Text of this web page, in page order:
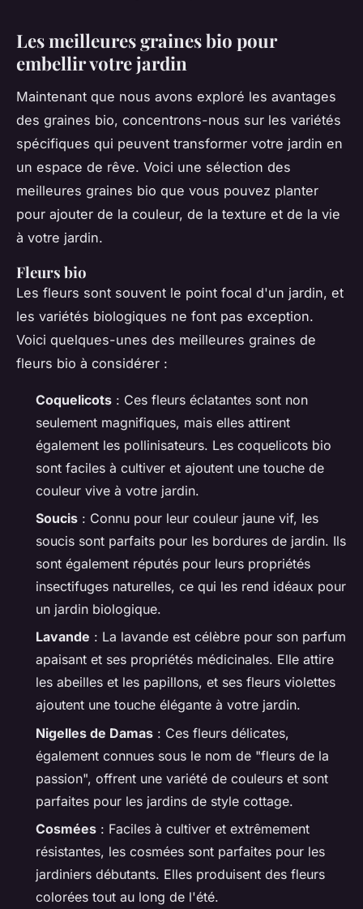
Les meilleures graines bio pour
embellir votre jardin
Maintenant que nous avons exploré les avantages
des graines bio, concentrons-nous sur les variétés
spécifiques qui peuvent transformer votre jardin en
un espace de rêve. Voici une sélection des
meilleures graines bio que vous pouvez planter
pour ajouter de la couleur, de la texture et de la vie
à votre jardin.
Fleurs bio
Les fleurs sont souvent le point focal d'un jardin, et
les variétés biologiques ne font pas exception.
Voici quelques-unes des meilleures graines de
fleurs bio à considérer :
Coquelicots : Ces fleurs éclatantes sont non
seulement magnifiques, mais elles attirent
également les pollinisateurs. Les coquelicots bio
sont faciles à cultiver et ajoutent une touche de
couleur vive à votre jardin.
Soucis : Connu pour leur couleur jaune vif, les
soucis sont parfaits pour les bordures de jardin. Ils
sont également réputés pour leurs propriétés
insectifuges naturelles, ce qui les rend idéaux pour
un jardin biologique.
Lavande : La lavande est célèbre pour son parfum
apaisant et ses propriétés médicinales. Elle attire
les abeilles et les papillons, et ses fleurs violettes
ajoutent une touche élégante à votre jardin.
Nigelles de Damas : Ces fleurs délicates,
également connues sous le nom de "fleurs de la
passion", offrent une variété de couleurs et sont
parfaites pour les jardins de style cottage.
Cosmées : Faciles à cultiver et extrêmement
résistantes, les cosmées sont parfaites pour les
jardiniers débutants. Elles produisent des fleurs
colorées tout au long de l'été.